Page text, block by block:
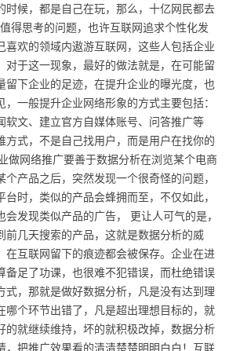
时候，都是自己在玩，那么，十亿网民都去
得思考的问题，也许互联网追求个性化发
喜欢的领域内遨游互联网，这些人包括企业
对于这一现象，最好的做法就是，在可能留
留下企业的足迹，在提升企业的曝光度，也
一般提升企业网络形象的方式主要包括：
软文、建立官方自媒体账号、问答推广等
方式，不是自己找用户，而是用户在找你的
做网络推广要善于数据分析在浏览某个电商
产品之后，突然发现一个很奇怪的问题，
时，类似的产品会蜂拥而至，不仅如此，
发现类似产品的广告， 更让人可气的是，
前几天搜索的产品，这就是数据分析的威
在互联网留下的痕迹都会被保存。企业在进
备足了功课，也很难不犯错误，而杜绝错误
式，那就是做好数据分析，凡是没有达到理
哪个环节出错了，凡是超出理想目标的，就
的就继续维持，坏的就积极改掉，数据分析
，把推广效果看的清清楚楚明明白白！互联